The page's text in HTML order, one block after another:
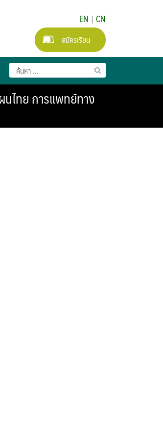
EN | CN
สมัครเรียน
นไทย การแพทย์ทาง